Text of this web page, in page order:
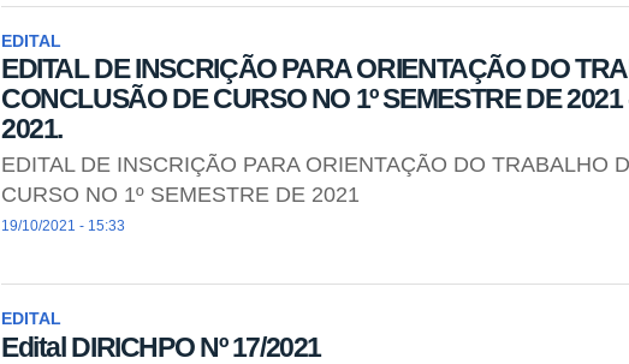
EDITAL
EDITAL DE INSCRIÇÃO PARA ORIENTAÇÃO DO
CONCLUSÃO DE CURSO NO 1º SEMESTRE DE
2021.
EDITAL DE INSCRIÇÃO PARA ORIENTAÇÃO DO TRABALHO
CURSO NO 1º SEMESTRE DE 2021
19/10/2021 - 15:33
EDITAL
Edital DIRICHPO Nº 17/2021